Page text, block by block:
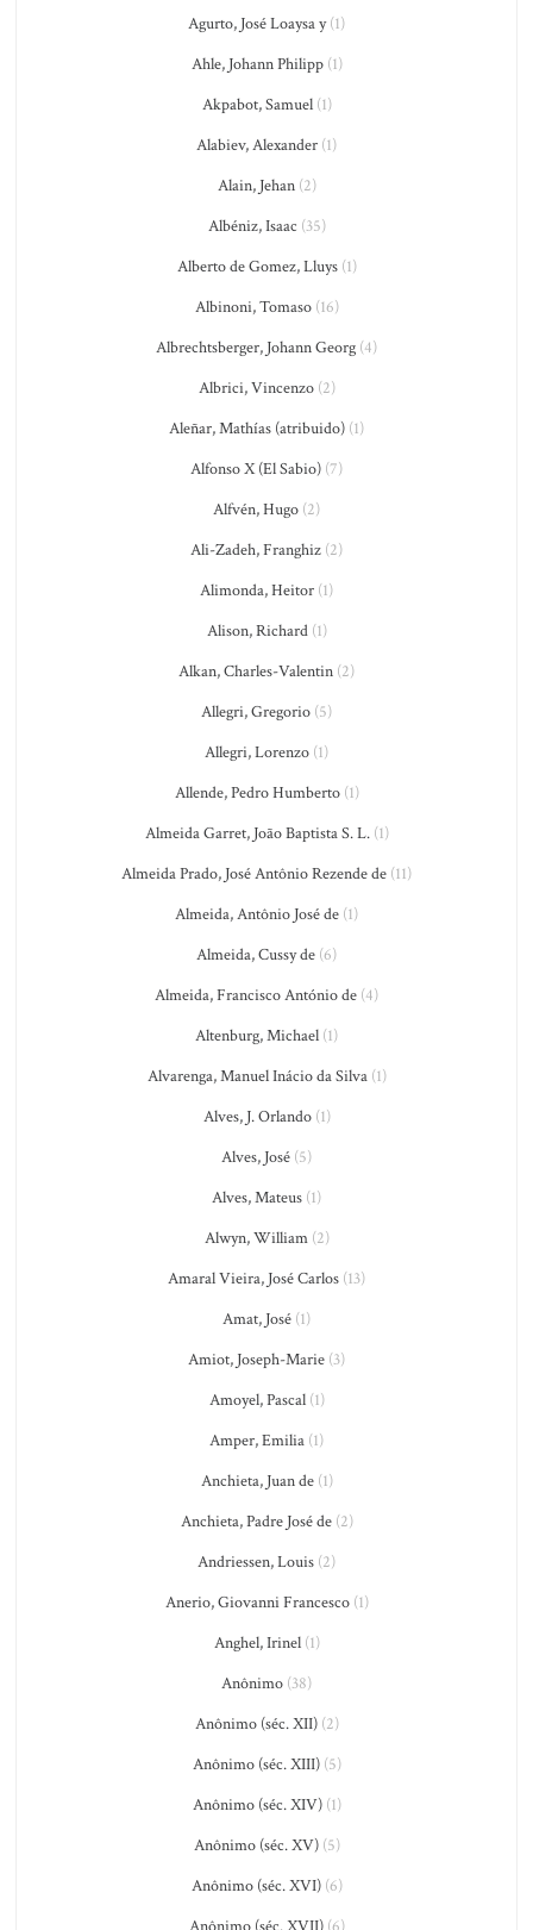
Agurto, José Loaysa y(1)
Ahle, Johann Philipp(1)
Akpabot, Samuel(1)
Alabiev, Alexander (1)
Alain, Jehan(2)
Albéniz, Isaac (35)
Alberto de Gomez, Lluys(1)
Albinoni, Tomaso(16)
Albrechtsberger, Johann Georg (4)
Albrici, Vincenzo(2)
Aleñar, Mathías (atribuido) (1)
Alfonso X (El Sabio) (7)
Alfvén, Hugo (2)
Ali-Zadeh, Franghiz (2)
Alimonda, Heitor (1)
Alison, Richard(1)
Alkan, Charles-Valentin (2)
Allegri, Gregorio (5)
Allegri, Lorenzo (1)
Allende, Pedro Humberto(1)
Almeida Garret, João Baptista S. L.(1)
Almeida Prado, José Antônio Rezende de (11)
Almeida, Antônio José de (1)
Almeida, Cussy de (6)
Almeida, Francisco António de (4)
Altenburg, Michael (1)
Alvarenga, Manuel Inácio da Silva(1)
Alves, J. Orlando(1)
Alves, José (5)
Alves, Mateus (1)
Alwyn, William(2)
Amaral Vieira, José Carlos (13)
Amat, José (1)
Amiot, Joseph-Marie (3)
Amoyel, Pascal(1)
Amper, Emilia (1)
Anchieta, Juan de(1)
Anchieta, Padre José de(2)
Andriessen, Louis (2)
Anerio, Giovanni Francesco(1)
Anghel, Irinel(1)
Anônimo (38)
Anônimo (séc. XII)(2)
Anônimo (séc. XIII)(5)
Anônimo (séc. XIV)(1)
Anônimo (séc. XV)(5)
Anônimo (séc. XVI)(6)